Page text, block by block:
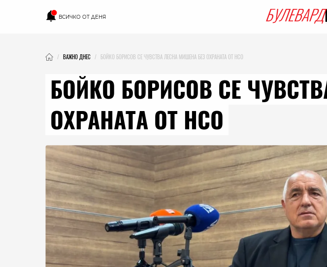
ВСИЧКО ОТ ДЕНЯ
ВАЖНО ДНЕС БОЙКО БОРИСОВ СЕ ЧУВСТВА ЛЕСНА МИШЕНА БЕЗ ОХРАНАТА ОТ НСО
БОЙКО БОРИСОВ СЕ
ОХРАНАТА ОТ НСО